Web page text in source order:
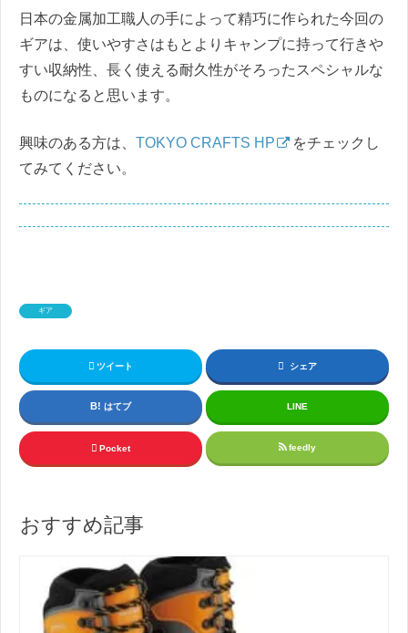
日本の金属加工職人の手によって精巧に作られた今回の
ギアは、使いやすさはもとよりキャンプに持って行きや
すい収納性、長く使える耐久性がそろったスペシャルな
ものになると思います。
興味のある方は、 TOKYO CRAFTS HP
をチェックし
てみてください。
ギア
ツイート シェア
はてブ LINE
Pocket feedly
おすすめ記事